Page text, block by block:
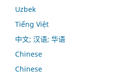
Uzbek
Tiếng Việt
中文; 汉语; 华语
Chinese
Chinese